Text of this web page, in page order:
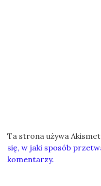
Ta strona używa
się, w jaki sposób
komentarzy.